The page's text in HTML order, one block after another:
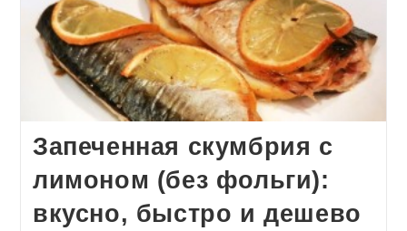
Запеченная скумбрия с
лимоном (без фольги):
вкусно, быстро и дешево